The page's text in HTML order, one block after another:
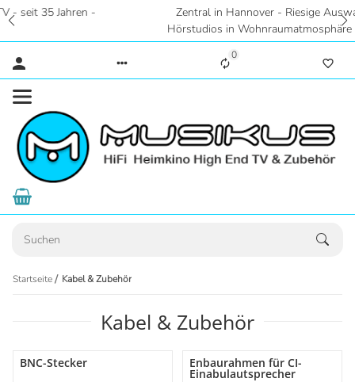
Zentral in Hannover - Riesige Auswahl auf 2 Etagen -
Hörstudios in Wohnraumatmosphäre - Eigene Parkplätze
0
Startseite Kabel & Zubehör
Kabel & Zubehör
BNC-Stecker Enbaurahmen für CI-
Einabulautsprecher